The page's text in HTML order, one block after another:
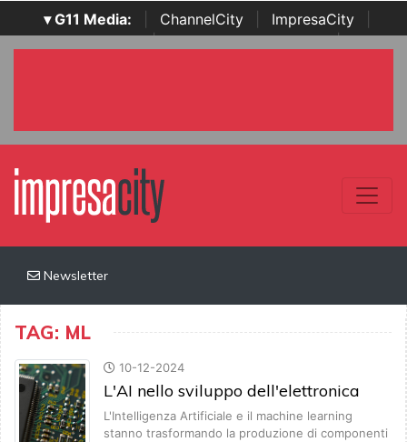
▾ G11 Media: ChannelCity ImpresaCity
SecurityOpenLab | Italian Channel Awards | Italian
Newsletter
TAG: ML
10-12-2024
L'AI nello sviluppo dell'elettronica
L'Intelligenza Artificiale e il machine learning
stanno trasformando la produzione di componenti